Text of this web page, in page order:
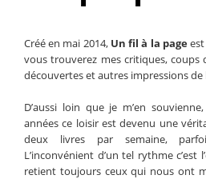
Créé en mai 2014,Un fil à la pageest
vous trouverez mes critiques, coups
découvertes et autres impressions de
D’aussi loin que je m’en
années ce loisir est devenu une
deux livres par semaine,
L’inconvénient d’un tel rythme c’est
retient toujours ceux qui nous ont